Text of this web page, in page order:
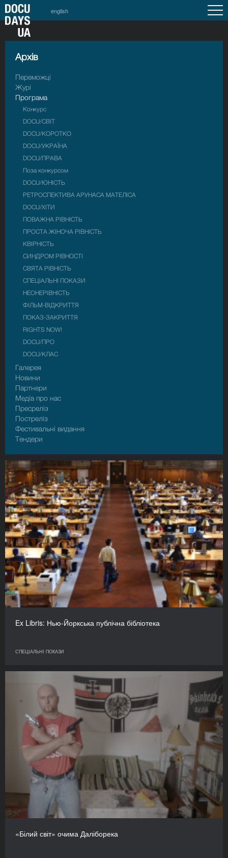
english
Архiв
Переможці
Журі
Програма
Конкурс
DOCU/СВІТ
DOCU/КОРОТКО
DOCU/УКРАЇНА
DOCU/ПРАВА
Поза конкурсом
DOCU/ЮНІСТЬ
РЕТРОСПЕКТИВА АРУНАСА МАТЕЛІСА
DOCU/ХІТИ
ПОВАЖНА РІВНІСТЬ
ПРОСТА ЖІНОЧА РІВНІСТЬ
КВІРНІСТЬ
СИНДРОМ РІВНОСТІ
СВЯТА РІВНІСТЬ
СПЕЦІАЛЬНІ ПОКАЗИ
НЕОНЕРІВНІСТЬ
ФІЛЬМ-ВІДКРИТТЯ
ПОКАЗ-ЗАКРИТТЯ
RIGHTS NOW!
DOCU/ПРО
DOCU/КЛАС
Галерея
Новини
Партнери
Медіа про нас
Пресрелiз
Пострелiз
Фестивальні видання
Тендери
Ex Libris: Нью-Йоркська публічна бібліотека
СПЕЦІАЛЬНІ ПОКАЗИ
«Білий світ» очима Даліборека